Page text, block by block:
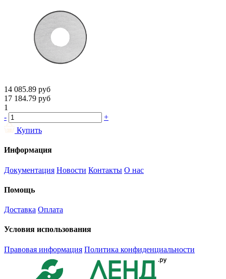
14 085.89 руб
17 184.79 руб
1
-
+
Купить
Информация
Документация Новости Контакты О нас
Помощь
Доставка Оплата
Условия использования
Правовая информация Политика конфиденциальности